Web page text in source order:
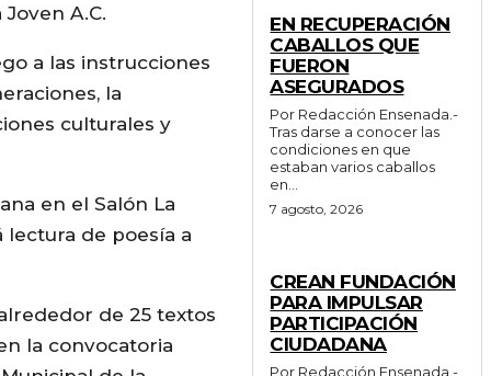
A.C.
a las instrucciones
la
culturales y
en el Salón La
lectura de poesía a
de 25 textos
la convocatoria
EN RECUPERACIÓN
CABALLOS QUE
FUERON
ASEGURADOS
Por Redacción Ensenada.-
Tras darse a conocer las
condiciones en que
estaban varios caballos
en...
7 agosto, 2026
CREAN FUNDACIÓN
PARA IMPULSAR
PARTICIPACIÓN
CIUDADANA
Por Redacción Ensenada.-